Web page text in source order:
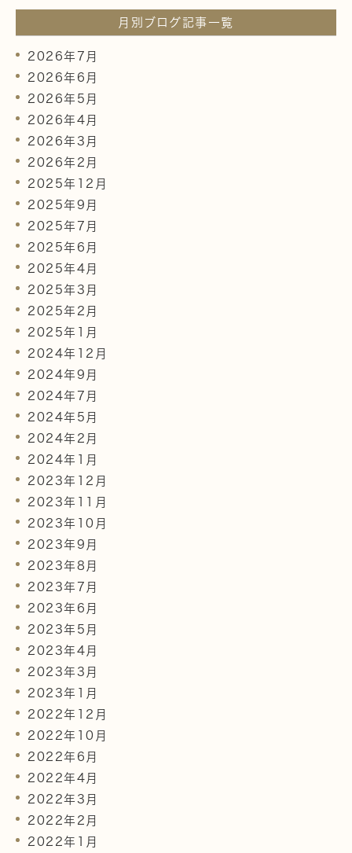
月別ブログ記事一覧
2026年7月
2026年6月
2026年5月
2026年4月
2026年3月
2026年2月
2025年12月
2025年9月
2025年7月
2025年6月
2025年4月
2025年3月
2025年2月
2025年1月
2024年12月
2024年9月
2024年7月
2024年5月
2024年2月
2024年1月
2023年12月
2023年11月
2023年10月
2023年9月
2023年8月
2023年7月
2023年6月
2023年5月
2023年4月
2023年3月
2023年1月
2022年12月
2022年10月
2022年6月
2022年4月
2022年3月
2022年2月
2022年1月